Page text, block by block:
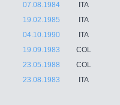
07.08.1984
ITA
19.02.1985
ITA
04.10.1990
ITA
19.09.1983
COL
23.05.1988
COL
23.08.1983 ITA